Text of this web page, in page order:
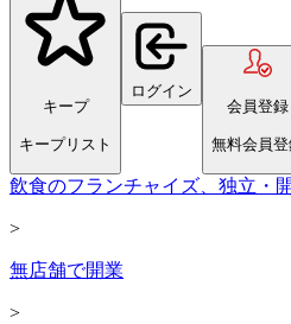
キープ
キープリスト
ログイン
会員登録
無料会員
飲食のフランチャイズ、独立・
>
無店舗で開業
>